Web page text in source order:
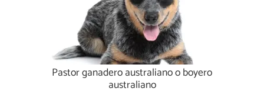
Pastor ganadero australiano o boyero
australiano